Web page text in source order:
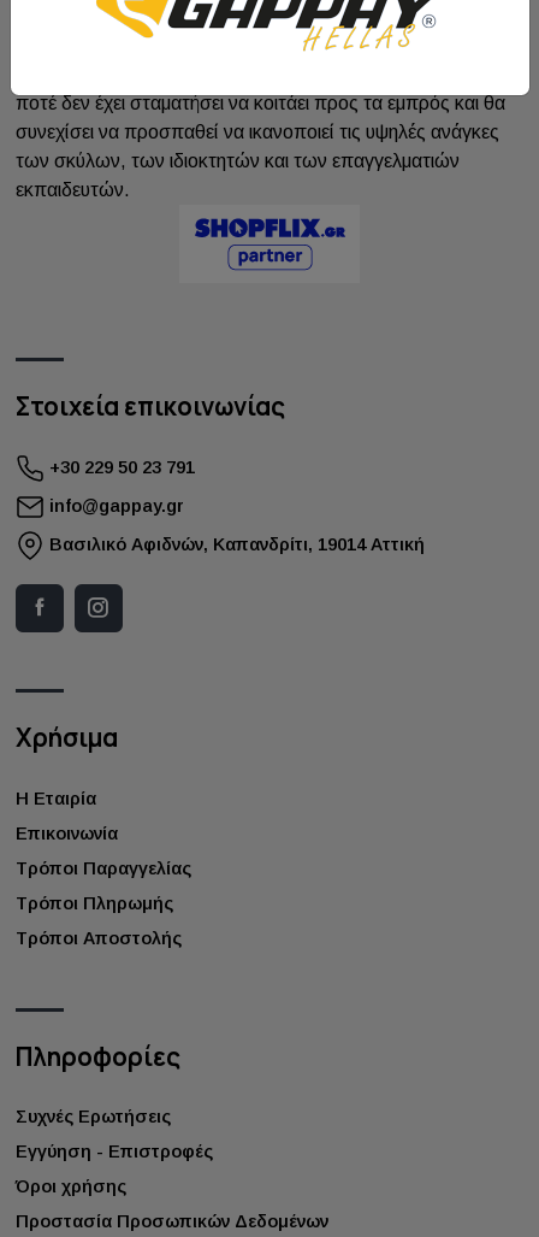
Από το 1992 η Gappay σχεδιάζει και δημιουργεί προϊόντα
ποτέ δεν έχει σταματήσει να κοιτάει προς τα εμπρός και θα
συνεχίσει να προσπαθεί να ικανοποιεί τις υψηλές ανάγκες
των σκύλων, των ιδιοκτητών και των επαγγελματιών
εκπαιδευτών.
Στοιχεία επικοινωνίας
+30 229 50 23 791
info@gappay.gr
Bασιλικό Αφιδνών, Καπανδρίτι, 19014 Αττική
Χρήσιμα
Η Εταιρία
Επικοινωνία
Τρόποι Παραγγελίας
Τρόποι Πληρωμής
Τρόποι Αποστολής
Πληροφορίες
Συχνές Ερωτήσεις
Εγγύηση - Επιστροφές
Όροι χρήσης
Προστασία Προσωπικών Δεδομένων